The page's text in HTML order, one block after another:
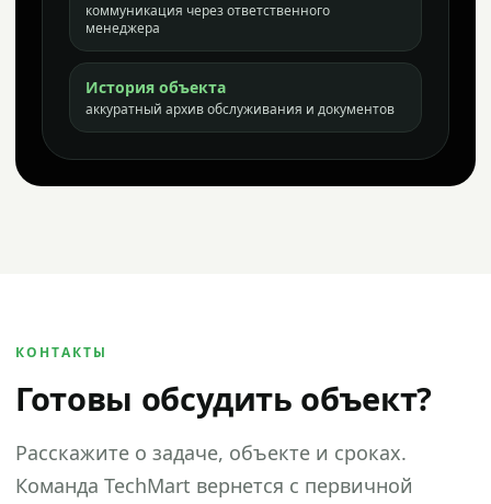
коммуникация через ответственного
менеджера
История объекта
аккуратный архив обслуживания и документов
КОНТАКТЫ
Готовы обсудить объект?
Расскажите о задаче, объекте и сроках.
Команда TechMart вернется с первичной